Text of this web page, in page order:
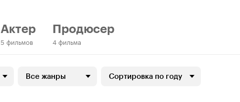
Актер
5 фильмов
Продюсер
4 фильма
Все жанры Сортировка по году